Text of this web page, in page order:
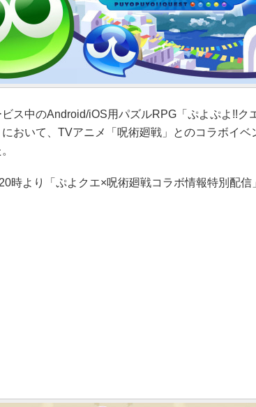
ス中のAndroid/iOS用パズルRPG「ぷよぷよ!!ク
おいて、TVアニメ「呪術廻戦」とのコラボイベ
時より「ぷよクエ×呪術廻戦コラボ情報特別配信